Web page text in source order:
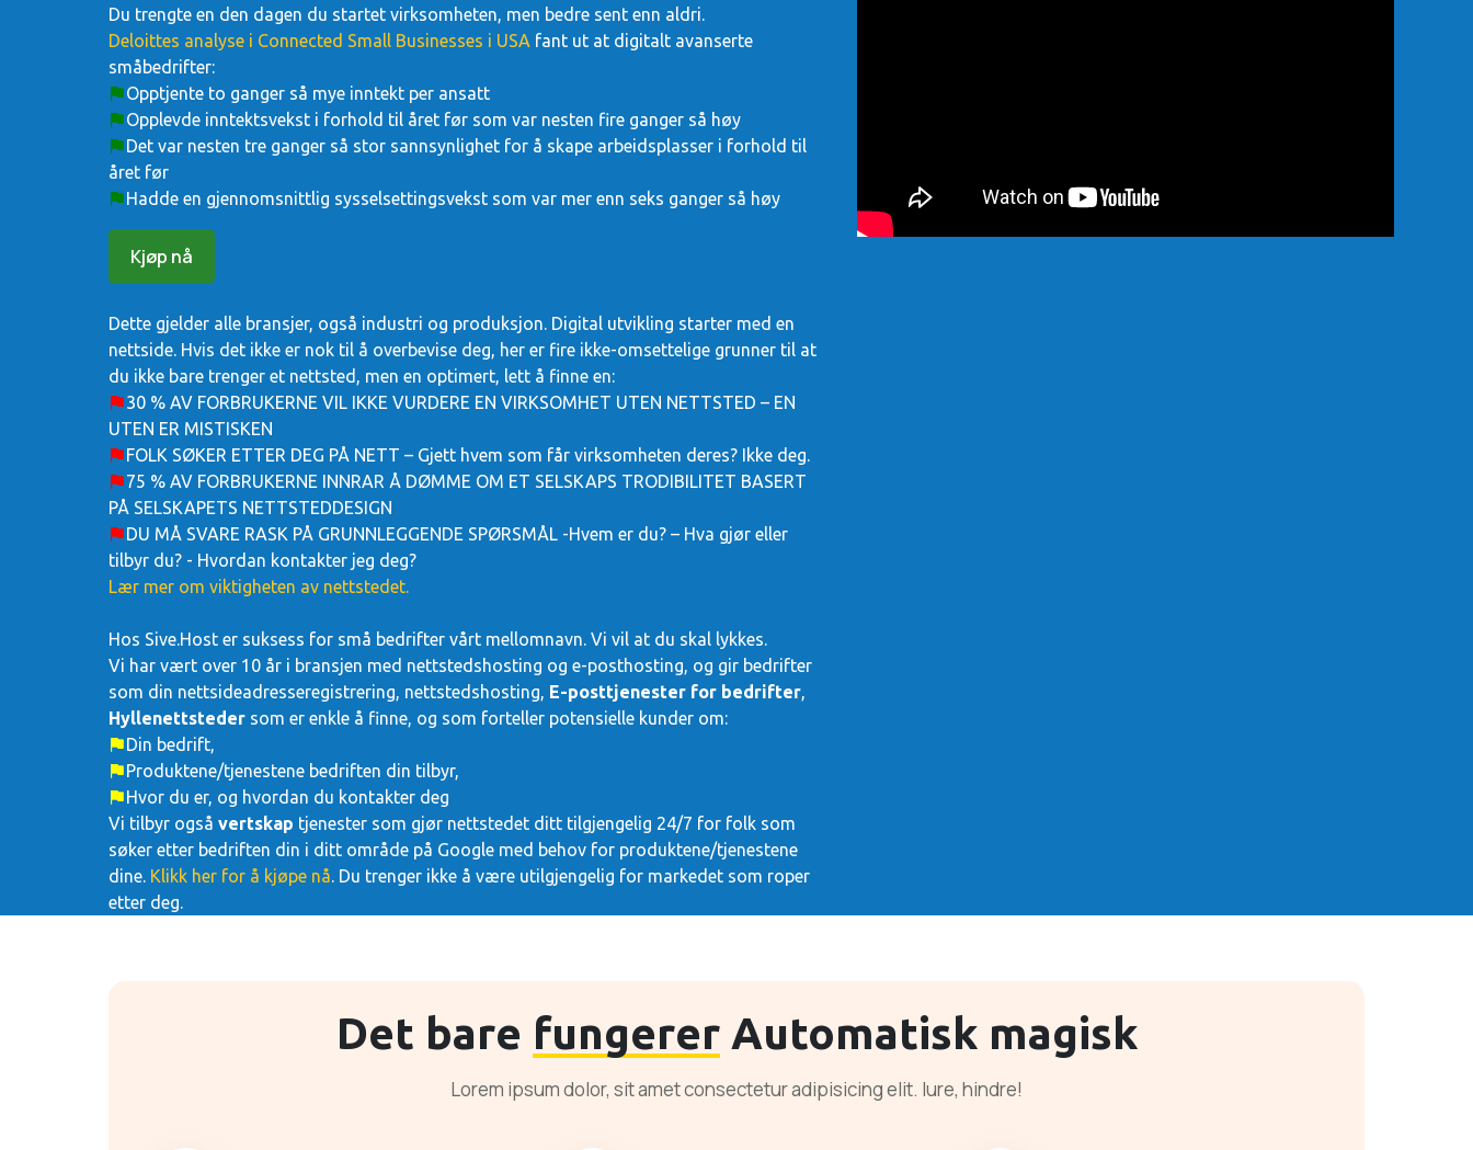
Du trengte en den dagen du startet virksomheten, men bedre sent enn aldri.
Deloittes analyse i Connected Small Businesses i USA fant ut at digitalt avanserte
småbedrifter:
Opptjente to ganger så mye inntekt per ansatt
Opplevde inntektsvekst i forhold til året før som var nesten fire ganger så høy
Det var nesten tre ganger så stor sannsynlighet for å skape arbeidsplasser i forhold til
året før
Hadde en gjennomsnittlig sysselsettingsvekst som var mer enn seks ganger så høy
Kjøp nå
Dette gjelder alle bransjer, også industri og produksjon. Digital utvikling starter med en
nettside. Hvis det ikke er nok til å overbevise deg, her er fire ikke-omsettelige grunner til at
du ikke bare trenger et nettsted, men en optimert, lett å finne en:
30 % AV FORBRUKERNE VIL IKKE VURDERE EN VIRKSOMHET UTEN NETTSTED – EN
UTEN ER MISTISKEN
FOLK SØKER ETTER DEG PÅ NETT – Gjett hvem som får virksomheten deres? Ikke deg.
75 % AV FORBRUKERNE INNRAR Å DØMME OM ET SELSKAPS TRODIBILITET BASERT
PÅ SELSKAPETS NETTSTEDDESIGN
DU MÅ SVARE RASK PÅ GRUNNLEGGENDE SPØRSMÅL -Hvem er du? – Hva gjør eller
tilbyr du? - Hvordan kontakter jeg deg?
Lær mer om viktigheten av nettstedet.
Hos Sive.Host er suksess for små bedrifter vårt mellomnavn. Vi vil at du skal lykkes.
Vi har vært over 10 år i bransjen med nettstedshosting og e-posthosting, og gir bedrifter
som din nettsideadresseregistrering, nettstedshosting, E-posttjenester for bedrifter,
Hyllenettsteder som er enkle å finne, og som forteller potensielle kunder om:
Din bedrift,
Produktene/tjenestene bedriften din tilbyr,
Hvor du er, og hvordan du kontakter deg
Vi tilbyr også vertskap tjenester som gjør nettstedet ditt tilgjengelig 24/7 for folk som
søker etter bedriften din i ditt område på Google med behov for produktene/tjenestene
dine. Klikk her for å kjøpe nå. Du trenger ikke å være utilgjengelig for markedet som roper
etter deg.
Det bare fungererAutomatisk magisk
Lorem ipsum dolor, sit amet consectetur adipisicing elit. Iure, hindre!